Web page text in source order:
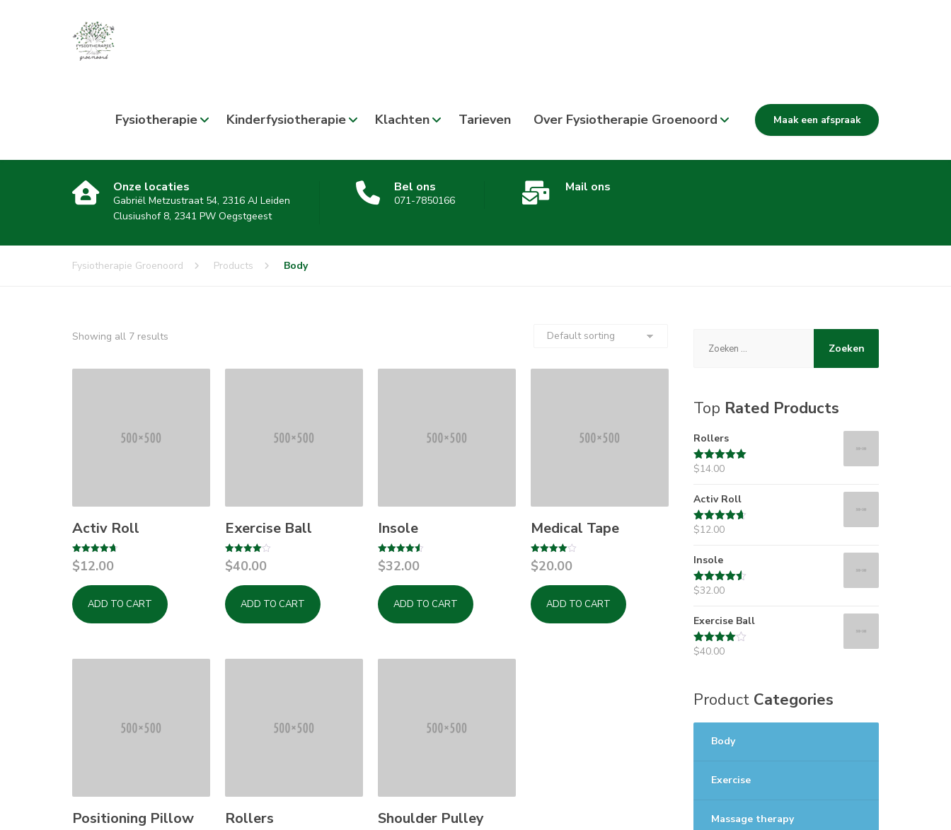
Fysiotherapie Kinderfysiotherapie Klachten Tarieven Over Fysiotherapie Groenoord Maak een afspraak
Onze locaties
Gabriël Metzustraat 54, 2316 AJ Leiden
Clusiushof 8, 2341 PW Oegstgeest
Bel ons
071-7850166
Mail ons
Fysiotherapie Groenoord Products Body
Showing all 7 results
Activ Roll
Rated
4.67
$12.00
ADD TO CART
Exercise Ball
Rated
4.00
$40.00
ADD TO CART
Insole
Rated
4.50
$32.00
ADD TO CART
Medical Tape
Rated
4.00
$20.00
ADD TO CART
Positioning Pillow Rollers Shoulder Pulley
naar:
Top Rated Products
Rollers
Rated5.00
$14.00
Activ Roll
Rated4.67
$12.00
Insole
Rated4.50
$32.00
Exercise Ball
Rated
$40.00
Product Categories
Body
Exercise
Massage therapy